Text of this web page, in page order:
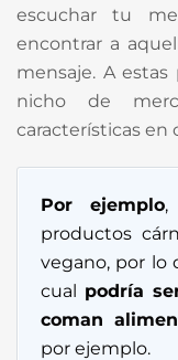
escuchar tu
encontrar a
mensaje. A
nicho de
características en
Por ejemplo,
productos
vegano, por lo
cual podría
coman
por ejemplo.